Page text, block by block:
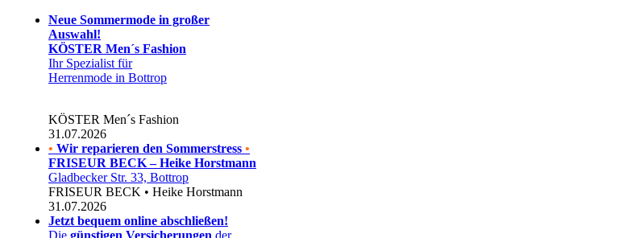
Neue Sommermode in großer
Auswahl!
KÖSTER Men´s Fashion
Ihr Spezialist für
Herrenmode in Bottrop
KÖSTER Men´s Fashion
31.07.2026
• Wir reparieren den Sommerstress •
FRISEUR BECK – Heike Horstmann
Gladbecker Str. 33, Bottrop
FRISEUR BECK • Heike Horstmann
31.07.2026
Jetzt bequem online abschließen!
Die günstigen Versicherungen der